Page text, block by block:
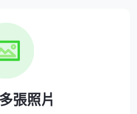
張照片